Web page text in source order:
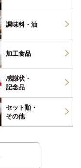
調味料・ 油
加工食品
感謝状・
記念品
セット類・
その他